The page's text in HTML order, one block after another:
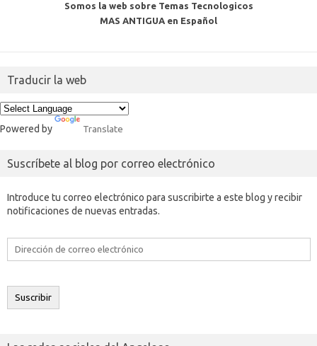
Somos la web sobre Temas Tecnologicos
MAS ANTIGUA en Español
Traducir la web
Powered by Translate
Suscríbete al blog por correo electrónico
Introduce tu correo electrónico para suscribirte a este blog y recibir
notificaciones de nuevas entradas.
Dirección
electrónico
Suscribir